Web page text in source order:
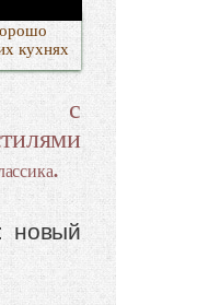
кухнях
с
.
новый